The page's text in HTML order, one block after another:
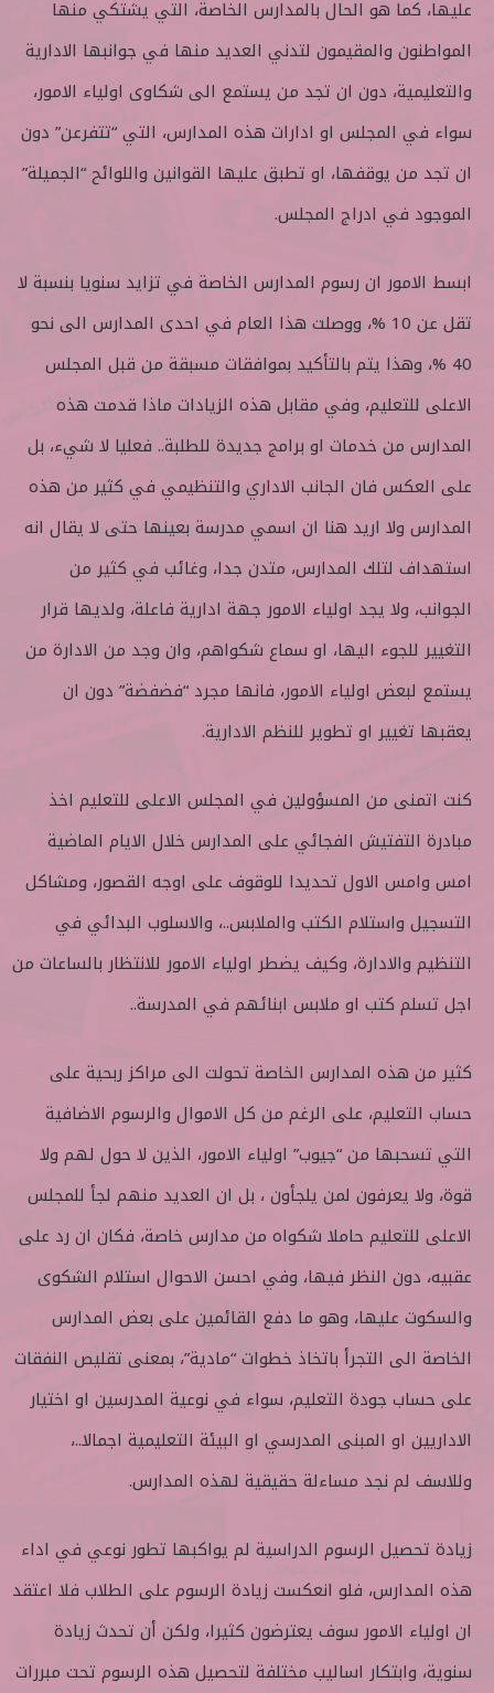
عليها، كما هو الحال بالمدارس الخاصة، التي يشتكي منها
المواطنون والمقيمون لتدني العديد منها في جوانبها الادارية
والتعليمية، دون ان تجد من يستمع الى شكاوى اولياء الامور،
سواء في المجلس او ادارات هذه المدارس، التي “تتفرعن” دون
ان تجد من يوقفها، او تطبق عليها القوانين واللوائح “الجميلة”
الموجود في ادراج المجلس.
ابسط الامور ان رسوم المدارس الخاصة في تزايد سنويا بنسبة لا
تقل عن 10 %، ووصلت هذا العام في احدى المدارس الى نحو
40 %، وهذا يتم بالتأكيد بموافقات مسبقة من قبل المجلس
الاعلى للتعليم، وفي مقابل هذه الزيادات ماذا قدمت هذه
المدارس من خدمات او برامج جديدة للطلبة.. فعليا لا شيء، بل
على العكس فان الجانب الاداري والتنظيمي في كثير من هذه
المدارس ولا اريد هنا ان اسمي مدرسة بعينها حتى لا يقال انه
استهداف لتلك المدارس، متدن جدا، وغائب في كثير من
الجوانب، ولا يجد اولياء الامور جهة ادارية فاعلة، ولديها قرار
التغيير للجوء اليها، او سماع شكواهم، وان وجد من الادارة من
يستمع لبعض اولياء الامور، فانها مجرد “فضفضة” دون ان
يعقبها تغيير او تطوير للنظم الادارية.
كنت اتمنى من المسؤولين في المجلس الاعلى للتعليم اخذ
مبادرة التفتيش الفجائي على المدارس خلال الايام الماضية
امس وامس الاول تحديدا للوقوف على اوجه القصور، ومشاكل
التسجيل واستلام الكتب والملابس..، والاسلوب البدائي في
التنظيم والادارة، وكيف يضطر اولياء الامور للانتظار بالساعات من
اجل تسلم كتب او ملابس ابنائهم في المدرسة..
كثير من هذه المدارس الخاصة تحولت الى مراكز ربحية على
حساب التعليم، على الرغم من كل الاموال والرسوم الاضافية
التي تسحبها من “جيوب” اولياء الامور، الذين لا حول لهم ولا
قوة، ولا يعرفون لمن يلجأون ، بل ان العديد منهم لجأ للمجلس
الاعلى للتعليم حاملا شكواه من مدارس خاصة، فكان ان رد على
عقبيه، دون النظر فيها، وفي احسن الاحوال استلام الشكوى
والسكوت عليها، وهو ما دفع القائمين على بعض المدارس
الخاصة الى التجرأ باتخاذ خطوات “مادية”، بمعنى تقليص النفقات
على حساب جودة التعليم، سواء في نوعية المدرسين او اختيار
الاداريين او المبنى المدرسي او البيئة التعليمية اجمالا..،
وللاسف لم نجد مساءلة حقيقية لهذه المدارس.
زيادة تحصيل الرسوم الدراسية لم يواكبها تطور نوعي في اداء
هذه المدارس، فلو انعكست زيادة الرسوم على الطلاب فلا اعتقد
ان اولياء الامور سوف يعترضون كثيرا، ولكن أن تحدث زيادة
سنوية، وابتكار اساليب مختلفة لتحصيل هذه الرسوم تحت مبررات